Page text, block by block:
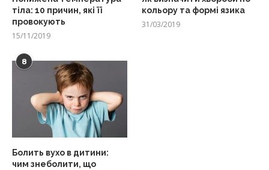
тіла: 10 причин, які її
провокують
15/11/2019
кольору та формі язика
31/03/2019
8
Болить вухо в дитини:
чим знеболити, що